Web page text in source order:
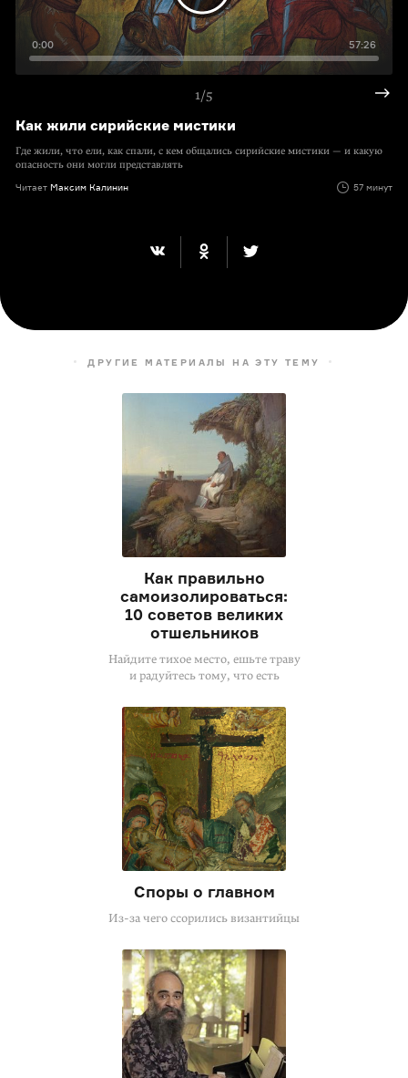
0:00 57:26
1/5
Как жили сирийские мистики
Где жили, что ели, как спали, с кем общались сирийские мистики — и какую
опасность они могли представлять
Читает Максим Калинин 57 минут
ДРУГИЕ МАТЕРИАЛЫ НА ЭТУ ТЕМУ
Как правильно
самоизолироваться:
10 советов великих
отшельников
Найдите тихое место, ешьте траву
и радуйтесь тому, что есть
Споры о главном
Из-за чего ссорились византийцы